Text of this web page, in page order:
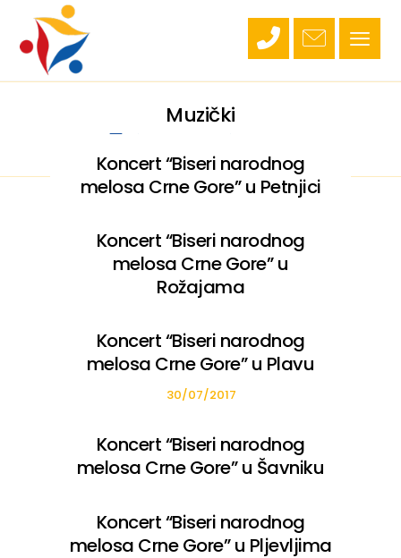
Muzički
Koncert “Biseri narodnog
melosa Crne Gore” u Petnjici
Koncert “Biseri narodnog
melosa Crne Gore” u
Rožajama
Koncert “Biseri narodnog
melosa Crne Gore” u Plavu
30/07/2017
Koncert “Biseri narodnog
melosa Crne Gore” u Šavniku
Koncert “Biseri narodnog
melosa Crne Gore” u Pljevljima